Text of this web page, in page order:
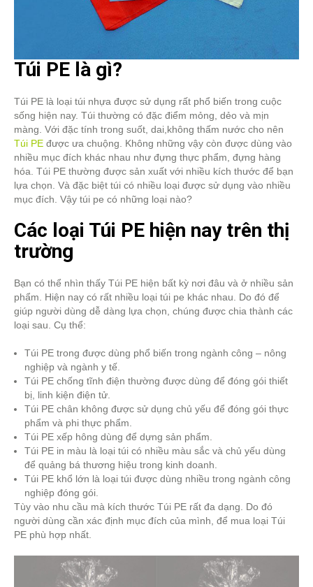
Túi PE là gì?
Túi PE là loại túi nhựa được sử dụng rất phổ biến trong cuộc
sống hiện nay. Túi thường có đặc điểm mỏng, dẻo và mịn
màng. Với đặc tính trong suốt, dai,không thấm nước cho nên
Túi PE được ưa chuộng. Không những vậy còn được dùng vào
nhiều mục đích khác nhau như đựng thực phẩm, đựng hàng
hóa. Túi PE thường được sản xuất với nhiều kích thước để bạn
lựa chọn. Và đặc biệt túi có nhiều loại được sử dụng vào nhiều
mục đích. Vậy túi pe có những loại nào?
Các loại Túi PE hiện nay trên thị
trường
Bạn có thể nhìn thấy Túi PE hiện bất kỳ nơi đâu và ở nhiều sản
phẩm. Hiện nay có rất nhiều loại túi pe khác nhau. Do đó để
giúp người dùng dễ dàng lựa chọn, chúng được chia thành các
loại sau. Cụ thể:
Túi PE trong được dùng phổ biến trong ngành công – nông
nghiệp và ngành y tế.
Túi PE chống tĩnh điện thường được dùng để đóng gói thiết
bị, linh kiện điện tử.
Túi PE chân không được sử dụng chủ yếu để đóng gói thực
phẩm và phi thực phẩm.
Túi PE xếp hông dùng để dựng sản phẩm.
Túi PE in màu là loại túi có nhiều màu sắc và chủ yếu dùng
để quảng bá thương hiệu trong kinh doanh.
Túi PE khổ lớn là loại túi được dùng nhiều trong ngành công
nghiệp đóng gói.
Tùy vào nhu cầu mà kích thước Túi PE rất đa dạng. Do đó
người dùng cần xác định mục đích của mình, để mua loại Túi
PE phù hợp nhất.